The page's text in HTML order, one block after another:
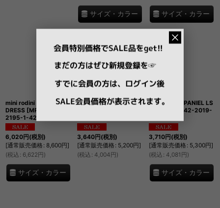
サイズ・カラー サイズ・カラー
mini rodini CHECK
DRESS [MR-3442-
2195-1-42
6,020円(税別)
[通常販売価格 : 8,600円]
(税込 : 6,622円)
サイズ・カラー
mini rodini SPANIEL
3,640円(税別)
[通常販売価格 : 5,200円]
(税込 : 4,004円)
mini rodini SPANIEL LS
MR-3442-2019-
3,710円(税別)
[通常販売価格 : 5,300円]
(税込 : 4,081 円)
サイズ・カラー